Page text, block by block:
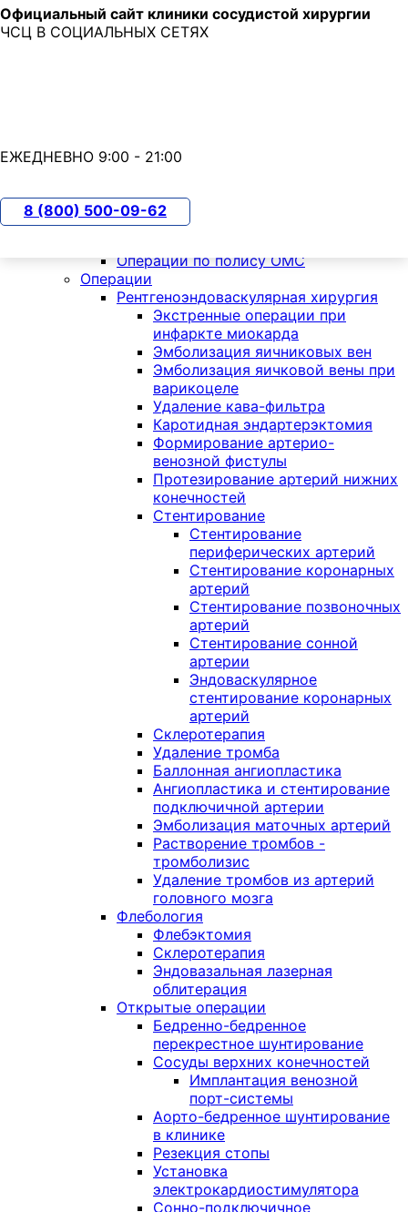
Skip to main content
Пациентам
ОМС
Операции по полису ОМС
Операции
Рентгеноэндоваскулярная хирургия
Экстренные операции при
инфаркте миокарда
Эмболизация яичниковых вен
Эмболизация яичковой вены при
варикоцеле
Удаление кава-фильтра
Каротидная эндартерэктомия
Формирование артерио-
венозной фистулы
Протезирование артерий нижних
конечностей
Стентирование
Стентирование
периферических артерий
Стентирование коронарных
артерий
Стентирование позвоночных
артерий
Стентирование сонной
артерии
Эндоваскулярное
стентирование коронарных
артерий
Склеротерапия
Удаление тромба
Баллонная ангиопластика
Ангиопластика и стентирование
подключичной артерии
Эмболизация маточных артерий
Растворение тромбов -
тромболизис
Удаление тромбов из артерий
головного мозга
Флебология
Флебэктомия
Склеротерапия
Эндовазальная лазерная
облитерация
Открытые операции
Бедренно-бедренное
перекрестное шунтирование
Сосуды верхних конечностей
Имплантация венозной
порт-системы
Аорто-бедренное шунтирование
в клинике
Резекция стопы
Установка
электрокардиостимулятора
Сонно-подключичное
Официальный сайт клиники сосудистой хирургии
ЧСЦ В СОЦИАЛЬНЫХ СЕТЯХ
ЕЖЕДНЕВНО 9:00 - 21:00
8 (800) 500-09-62